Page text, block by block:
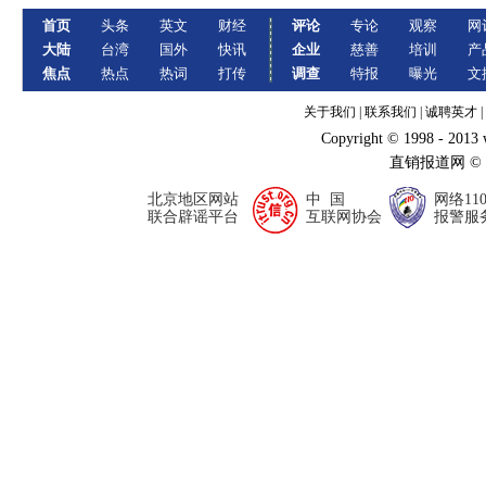
首页
大陆
焦点
头条
台湾
热点
英文
国外
热词
财经
快讯
打传
评论
企业
调查
专论
慈善
特报
观察
培训
曝光
网
产
文
关于我们 联系我们 诚聘英才
Copyright © 1998 - 2013
直销报道网
北京地区网站
联合辟谣平台
中 国
互联网协会
网络110
报警服